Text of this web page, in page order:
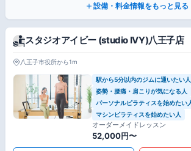
設備・料金情報をもっと見る
スタジオアイビー (studio IVY)八王子店
八王子市役所から1m
駅から5分以内のジムに通いたい人
姿勢・腰痛・肩こりが気になる人
パーソナルピラティスを始めたい
マシンピラティスを始めたい人
オーダーメイドレッスン
52,000円〜